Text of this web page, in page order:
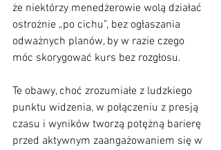
że niektórzy menedżerowie wolą działać
ostrożnie „po cichu”, bez ogłaszania
odważnych planów, by w razie czego
móc skorygować kurs bez rozgłosu.
Te obawy, choć zrozumiałe z ludzkiego
punktu widzenia, w połączeniu z presją
czasu i wyników tworzą potężną barierę
przed aktywnym zaangażowaniem się w